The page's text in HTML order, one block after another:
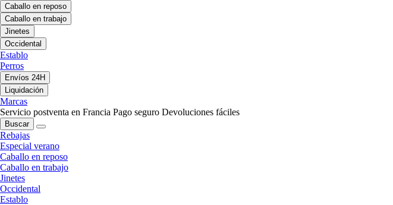
Caballo en reposo
Caballo en trabajo
Jinetes
Occidental
Establo
Perros
Envíos 24H
Liquidación
Marcas
Servicio postventa en Francia Pago seguro Devoluciones fáciles
Buscar
Rebajas
Especial verano
Caballo en reposo
Caballo en trabajo
Jinetes
Occidental
Establo